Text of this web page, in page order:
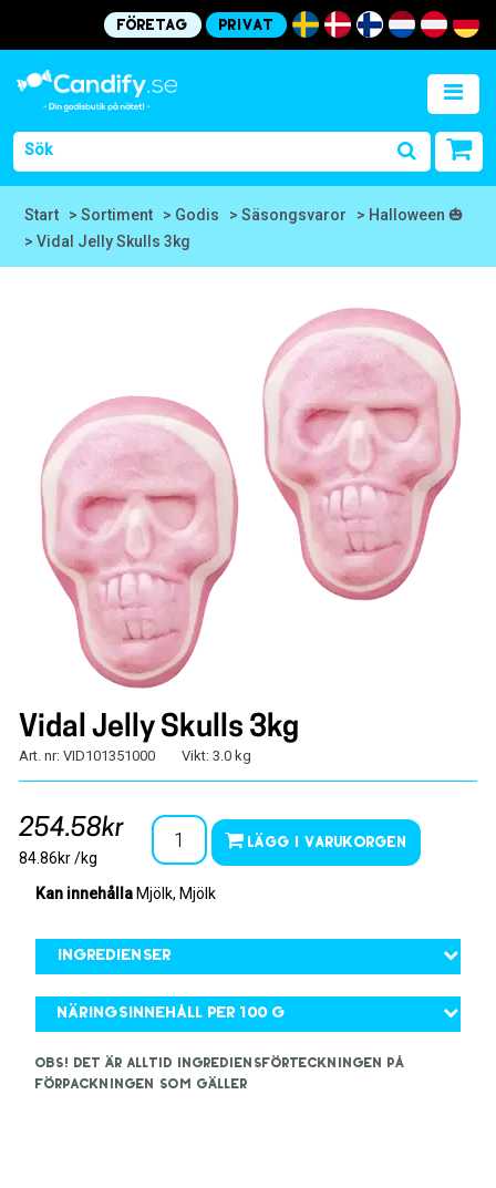
Företag Privat
Start > Sortiment > Godis > Säsongsvaror
> Halloween 🎃
> Vidal Jelly Skulls 3kg
Vidal Jelly Skulls 3kg
Art. nr: VID101351000 Vikt: 3.0 kg
254.58kr
84.86kr /kg
Lägg i varukorgen
Kan innehålla Mjölk, Mjölk
Ingredienser
Näringsinnehåll per 100 g
OBS! Det är alltid ingrediensförteckningen på
förpackningen som gäller